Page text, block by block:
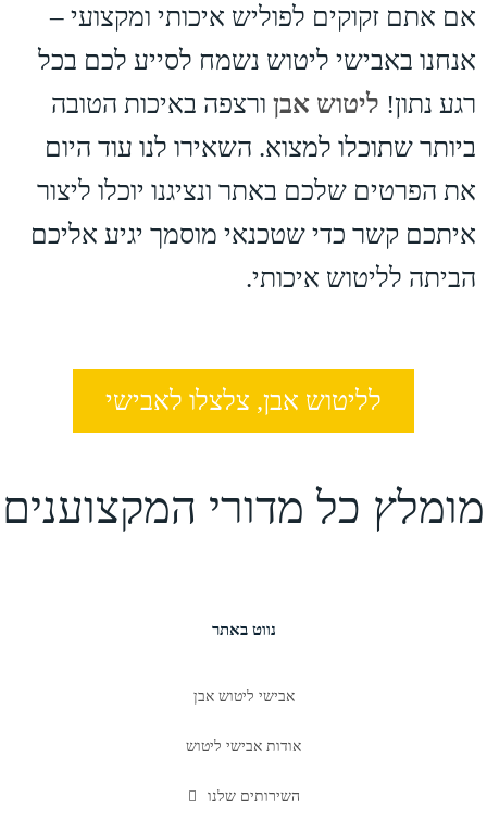
אם אתם זקוקים לפוליש איכותי ומקצועי –
אנחנו באבישי ליטוש נשמח לסייע לכם בכל
רגע נתון! ליטוש אבן ורצפה באיכות הטובה
ביותר שתוכלו למצוא. השאירו לנו עוד היום
את הפרטים שלכם באתר ונציגנו יוכלו ליצור
איתכם קשר כדי שטכנאי מוסמך יגיע אליכם
הביתה לליטוש איכותי.
לליטוש אבן, צלצלו לאבישי
מומלץ כל מדורי המקצוענים
נווט באתר
אבישי ליטוש אבן
אודות אבישי ליטוש
השירותים שלנו